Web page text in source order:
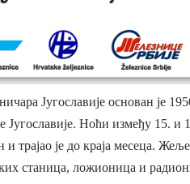
Југославије основан је
Југославије. Ноћи између 15. и
и трајао је до краја месеца.
станица, ложионица и